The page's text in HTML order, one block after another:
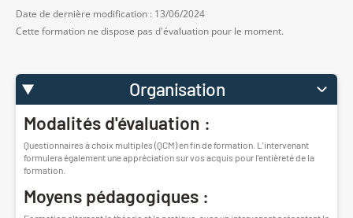
Date de dernière modification : 13/06/2024
Cette formation ne dispose pas d'évaluation pour le moment.
Organisation
Modalités d'évaluation :
Questionnaires à choix multiples (QCM) en fin de formation. L'intervenant
formulera également une appréciation sur vos acquis pour l'entièreté de la
formation.
Moyens pédagogiques :